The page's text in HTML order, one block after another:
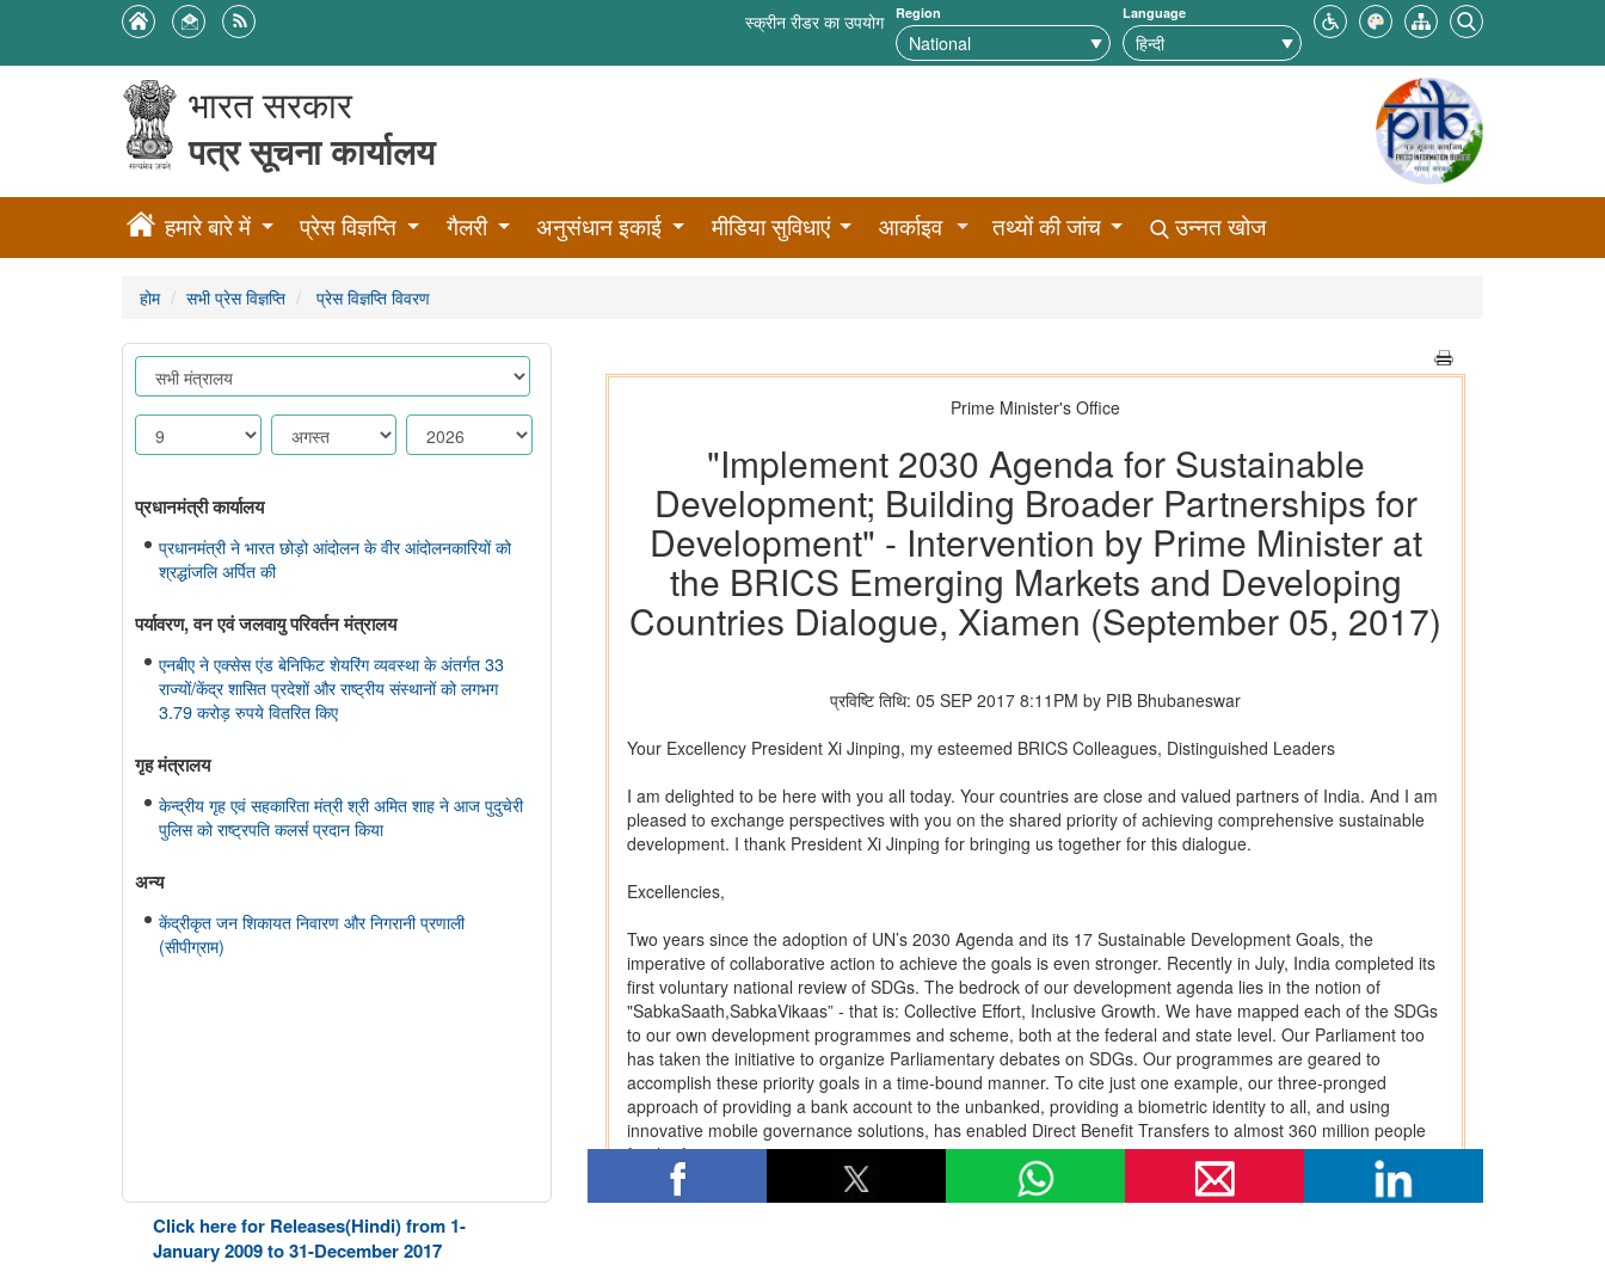
स्क्रीन रीडर का उपयोग Region Language
भारत सरकार
पत्र सूचना कार्यालय
हमारे बारे में प्रेस विज्ञप्ति गैलरी अनुसंधान इकाई मीडिया सुविधाएं आर्काइव तथ्यों की जांच उन्नत खोज
होम सभी प्रेस विज्ञप्ति प्रेस विज्ञप्ति विवरण
प्रधानमंत्री कार्यालय
प्रधानमंत्री ने भारत छोड़ो आंदोलन के वीर आंदोलनकारियों को
श्रद्धांजलि अर्पित की
पर्यावरण, वन एवं जलवायु परिवर्तन मंत्रालय
एनबीए ने एक्सेस एंड बेनिफिट शेयरिंग व्यवस्था के अंतर्गत 33
राज्यों/केंद्र शासित प्रदेशों और राष्ट्रीय संस्थानों को लगभग
3.79 करोड़ रुपये वितरित किए
गृह मंत्रालय
केन्द्रीय गृह एवं सहकारिता मंत्री श्री अमित शाह ने आज पुदुचेरी
पुलिस को राष्ट्रपति कलर्स प्रदान किया
अन्य
केंद्रीकृत जन शिकायत निवारण और निगरानी प्रणाली
(सीपीग्राम)
Click here for Releases(Hindi) from 1-
January 2009 to 31-December 2017